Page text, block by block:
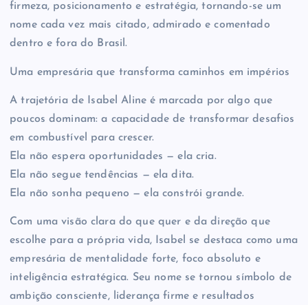
firmeza, posicionamento e estratégia, tornando-se um
nome cada vez mais citado, admirado e comentado
dentro e fora do Brasil.
Uma empresária que transforma caminhos em impérios
A trajetória de Isabel Aline é marcada por algo que
poucos dominam: a capacidade de transformar desafios
em combustível para crescer.
Ela não espera oportunidades — ela cria.
Ela não segue tendências — ela dita.
Ela não sonha pequeno — ela constrói grande.
Com uma visão clara do que quer e da direção que
escolhe para a própria vida, Isabel se destaca como uma
empresária de mentalidade forte, foco absoluto e
inteligência estratégica. Seu nome se tornou símbolo de
ambição consciente, liderança firme e resultados